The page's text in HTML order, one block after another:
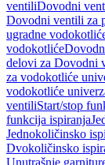
ventiliDovodni
Dovodni ventili za
ugradne
vodokotliće
delovi za Dovodni
za vodokotliće
vodokotliće
ventiliStart/stop
funkcija ispiranja
Jednokoličinsko
Dvokoličinsko
Unutrašnje